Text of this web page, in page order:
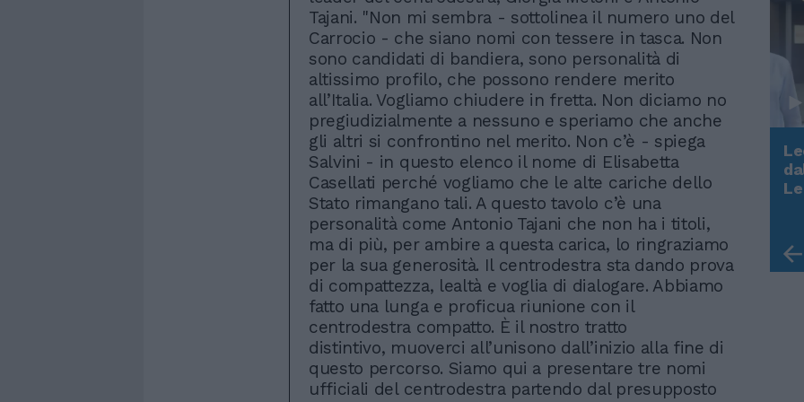
Tajani. "Non mi sembra - sottolinea il numero uno del
Carrocio - che siano nomi con tessere in tasca. Non
sono candidati di bandiera, sono personalità di
altissimo profilo, che possono rendere merito
all’Italia. Vogliamo chiudere in fretta. Non diciamo no
pregiudizialmente a nessuno e speriamo che anche
gli altri si confrontino nel merito. Non c’è - spiega
Salvini - in questo elenco il nome di Elisabetta
Casellati perché vogliamo che le alte cariche dello
Stato rimangano tali. A questo tavolo c’è una
personalità come Antonio Tajani che non ha i titoli,
ma di più, per ambire a questa carica, lo ringraziamo
per la sua generosità. Il centrodestra sta dando prova
di compattezza, lealtà e voglia di dialogare. Abbiamo
fatto una lunga e proficua riunione con il
centrodestra compatto. È il nostro tratto
distintivo, muoverci all’unisono dall’inizio alla fine di
questo percorso. Siamo qui a presentare tre nomi
ufficiali del centrodestra partendo dal presupposto
Rudy Giuliani a Come States?
Trump, Meloni e la strategia
americana